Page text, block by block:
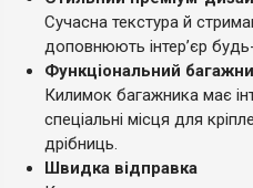
Сучасна текстура й
доповнюють інтер’єр
Функціональний
Килимок багажника має
спеціальні місця для
дрібниць.
Швидка відправка